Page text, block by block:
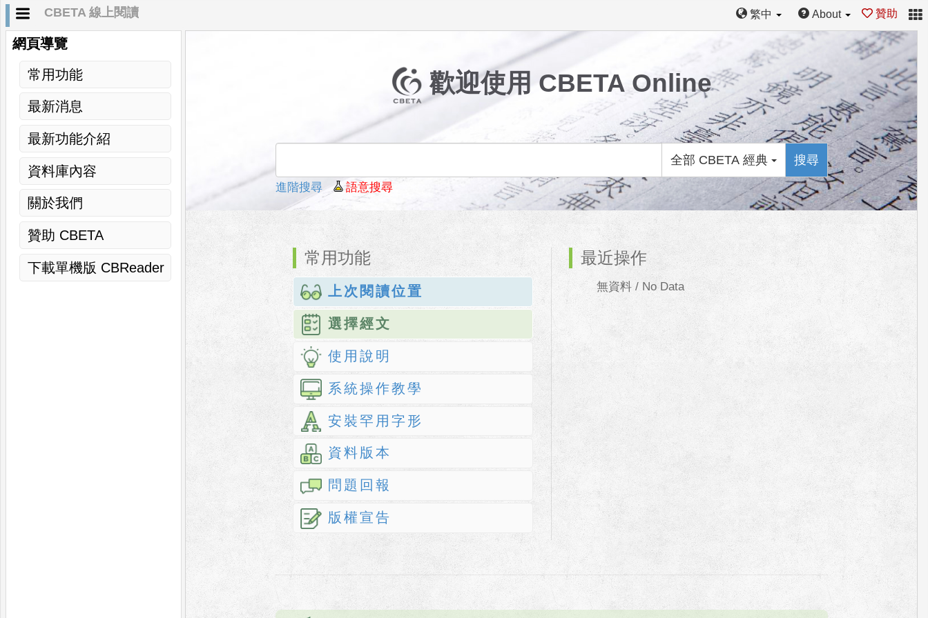
CBETA 線上閱讀 繁中 About 贊助
網頁導覽
常用功能
最新消息
最新功能介紹
資料庫內容
關於我們
贊助 CBETA
下載單機版 CBReader
歡迎使用 CBETA Online
全部 CBETA 經典 搜尋
進階搜尋 語意搜尋
常用功能
上次閱讀位置
選擇經文
使用說明
系統操作教學
安裝罕用字形
資料版本
問題回報
版權宣告
最近操作
無資料 / No Data